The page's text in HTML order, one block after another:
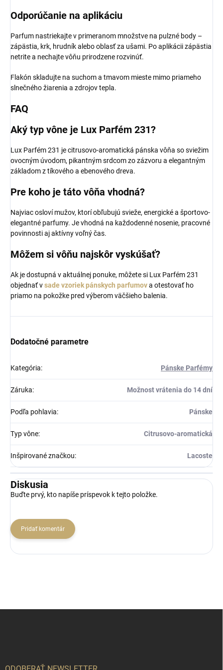
Odporúčanie na aplikáciu
Parfum nastriekajte v primeranom množstve na pulzné body –
zápästia, krk, hrudník alebo oblasť za ušami. Po aplikácii zápästia
netrite a nechajte vôňu prirodzene rozvinúť.
Flakón skladujte na suchom a tmavom mieste mimo priameho
slnečného žiarenia a zdrojov tepla.
FAQ
Aký typ vône je Lux Parfém 231?
Lux Parfém 231 je citrusovo-aromatická pánska vôňa so sviežim
ovocným úvodom, pikantným srdcom zo zázvoru a elegantným
základom z tíkového a ebenového dreva.
Pre koho je táto vôňa vhodná?
Najviac osloví mužov, ktorí obľubujú svieže, energické a športovo-
elegantné parfumy. Je vhodná na každodenné nosenie, pracovné
povinnosti aj aktívny voľný čas.
Môžem si vôňu najskôr vyskúšať?
Ak je dostupná v aktuálnej ponuke, môžete si Lux Parfém 231
objednať vsade vzoriek pánskych parfumova otestovať ho
priamo na pokožke pred výberom väčšieho balenia.
Dodatočné parametre
Kategória: Pánske Parfémy
Záruka: Možnost vrátenia do 14 dní
Podľa pohlavia: Pánske
Typ vône: Citrusovo-aromatická
Inšpirované značkou: Lacoste
Diskusia
Buďte prvý, kto napíše príspevok k tejto položke.
Pridať komentár